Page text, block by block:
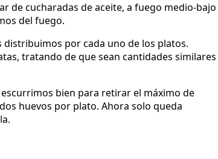
de cucharadas de aceite, a fuego medio-bajo
del fuego.
distribuimos por cada uno de los platos.
tratando de que sean cantidades similares
bien para retirar el máximo de
huevos por plato. Ahora solo queda